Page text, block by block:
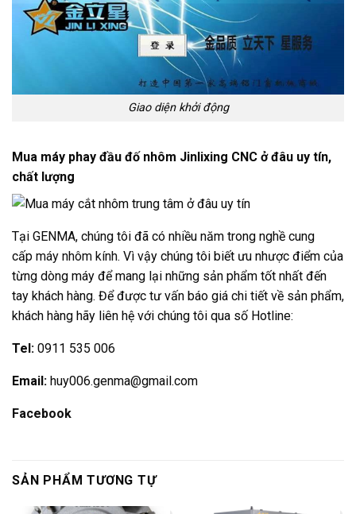
Giao diện khởi động
Mua máy phay đầu đố nhôm Jinlixing CNC ở đâu uy tín,
chất lượng
Tại GENMA, chúng tôi đã có nhiều năm trong nghề cung
cấp máy nhôm kính. Vì vậy chúng tôi biết ưu nhược điểm của
từng dòng máy để mang lại những sản phẩm tốt nhất đến
tay khách hàng. Để được tư vấn báo giá chi tiết về sản phẩm,
khách hàng hãy liên hệ với chúng tôi qua số Hotline:
Tel: 0911 535 006
Email: huy006.genma@gmail.com
Facebook
SẢN PHẨM TƯƠNG TỰ